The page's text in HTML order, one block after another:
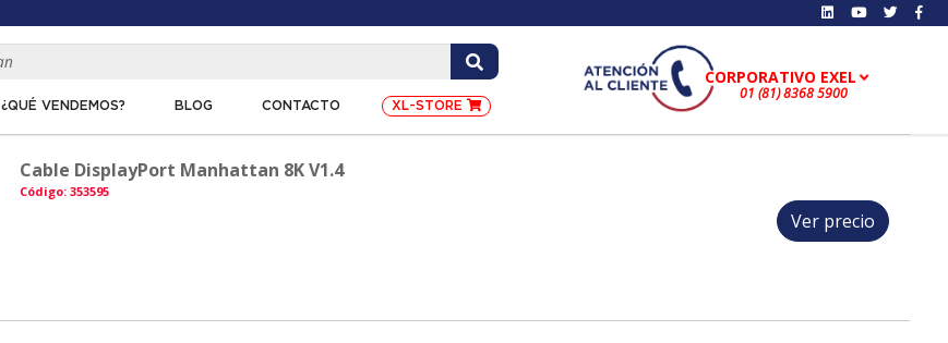
01 (81) 8368 5900
¿QUÉ VENDEMOS? BLOG CONTACTO XL-STORE
Cable DisplayPort Manhattan 8K V1.4
Código: 353595
Ver precio